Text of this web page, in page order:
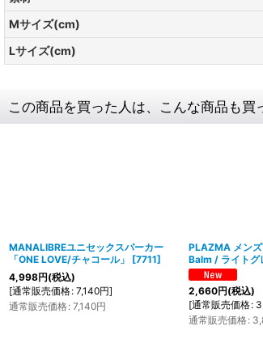
Mサイズ(cm)
Lサイズ(cm)
この商品を買った人は、こんな商品も買
MANALIBREユニセックスパーカー
「ONE LOVE/チャコール」
[7711]
4,998円(税込)
[通常販売価格: 7,140円]
通常販売価格: 7,140円
PLAZMA メン
Balm / ライトグ
2,660円(税込)
[通常販売価格:
通常販売価格: